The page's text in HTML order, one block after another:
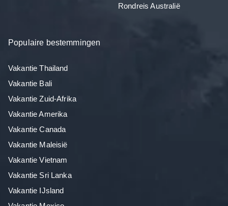
Rondreis Australië
Populaire bestemmingen
Vakantie Thailand
Vakantie Bali
Vakantie Zuid-Afrika
Vakantie Amerika
Vakantie Canada
Vakantie Maleisië
Vakantie Vietnam
Vakantie Sri Lanka
Vakantie IJsland